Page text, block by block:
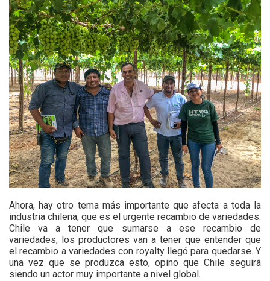
Ahora, hay otro tema más importante que afecta a toda la
industria chilena, que es el urgente recambio de variedades.
Chile va a tener que sumarse a ese recambio de
variedades, los productores van a tener que entender que
el recambio a variedades con royalty llegó para quedarse. Y
una vez que se produzca esto, opino que Chile seguirá
siendo un actor muy importante a nivel global.